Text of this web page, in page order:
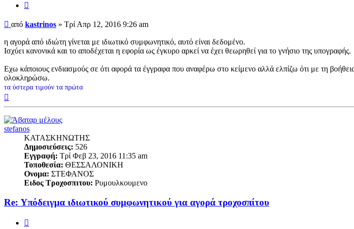
Δημοσίευση
από kastrinos » Τρί Απρ 12, 2016 9:26 am
η αγορά από ιδιώτη γίνεται με ιδιωτικό συμφωνητικό, αυτό είναι δεδομένο.
Ισχύει κανονικά και το αποδέχεται η εφορία ως έγκυρο αρκεί να έχει θεωρηθεί για το γνήσιο της υπογραφής.
Εχω κάποιους ενδιασμούς σε ότι αφορά τα έγγραφα που αναφέρω στο κείμενο αλλά ελπίζω ότι με τη
ολοκληρώσω.
τα ύστερα τιμούν τα πρώτα
stefanos
ΚΑΤΑΣΚΗΝΩΤΗΣ
Δημοσιεύσεις: 526
Εγγραφή: Τρί Φεβ 23, 2016 11:35 am
Τοποθεσία: ΘΕΣΣΑΛΟΝΙΚΗ
Ονομα: ΣΤΕΦΑΝΟΣ
Ειδος Τροχοσπιτου: Ρυμουλκουμενο
Re: Υπόδειγμα ιδιωτικού συμφωνητικoύ για αγορά τροχοσπίτου